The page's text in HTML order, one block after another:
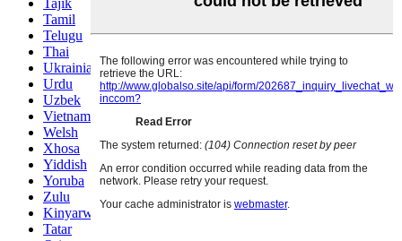
Tajik
Tamil
Telugu
Thai
Ukrainian
Urdu
Uzbek
Vietnamese
Welsh
Xhosa
Yiddish
Yoruba
Zulu
Kinyarwanda
Tatar